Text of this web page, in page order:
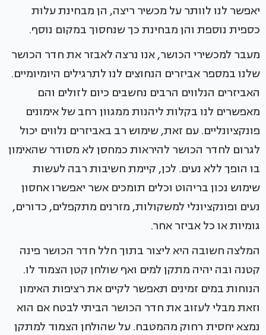
יאפשר לנו לוותר על מכשיר ריצה, הן מבחינת עלות
כספית נוספת והן מבחינת כך שנחסוך במקום נוסף.
מעבר למכשירי הכושר, אנו נרצה לאבזר את חדר הכושר
שלנו במספר אביזרים הנחוצים לנו לתרגילים היומיומיים.
האביזרים הנלווים הרבים נחשבים כיום לזולים והם
מאפשרים לנו בקלות ליהנות ממגוון רחב של אימונים
פונקציונליים. עם זאת, שימוש רב באביזרים נלווים יכול
לגרום לחדר הכושר להיראות כמחסן לא מסודר שהאימון
בו הופך ללא נעים. לכן, קיימת חשיבות רבה לעשות
שימוש נכון בריהוט וכלים תומכים אשר יאפשרו אחסון
נעים ופונקציונלי למשקולות, מזרנים מתקפלים, כדורים,
גומיות או כל אביזר אחר.
המלצה חשובה היא ליצור בתוך חלל חדר הכושר פינה
קטנה ובה יהיה מתקן למים ואף שולחן קטן הצמוד לו.
הנוחות במים זמינים תאפשר לקיים את רציפות האימון
וזאת מבלי לעזוב את חדר הכושר הביתי לבטח אם הוא
נמצא יחסית רחוק מהמטבח. על שהולחן הצמוד למתקן